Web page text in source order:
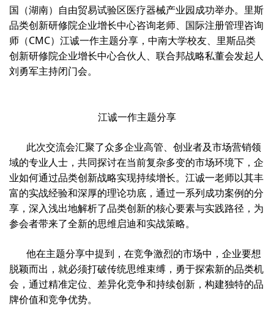
国（湖南）自由贸易试验区医疗器械产业园成功举办。里斯
品类创新研修院企业增长中心咨询老师、国际注册管理咨询
师（CMC）江诚一作主题分享，中南大学校友、里斯品类
创新研修院企业增长中心合伙人、联合邦战略私董会发起人
刘勇军主持闭门会。
江诚一作主题分享
此次交流会汇聚了众多企业高管、创业者及市场营销领
域的专业人士，共同探讨在当前复杂多变的市场环境下，企
业如何通过品类创新战略实现持续增长。江诚一老师以其丰
富的实战经验和深厚的理论功底，通过一系列成功案例的分
享，深入浅出地解析了品类创新的核心要素与实践路径，为
参会者带来了全新的思维启迪和实战策略。
他在主题分享中提到，在竞争激烈的市场中，企业要想
脱颖而出，就必须打破传统思维束缚，勇于探索新的品类机
会，通过精准定位、差异化竞争和持续创新，构建独特的品
牌价值和竞争优势。